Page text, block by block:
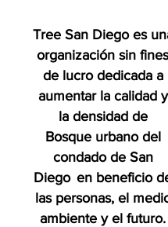
Tree San Diego es
organización sin fines
de lucro dedicada a
aumentar la calidad y
la densidad de
Bosque urbano del
condado de San
Diego en beneficio
las personas, el
ambiente y el futuro.